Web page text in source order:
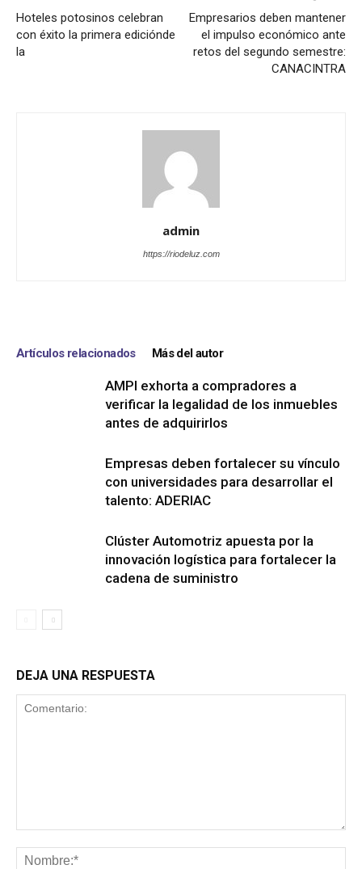
Hoteles potosinos celebran
con éxito la primera ediciónde
la
Empresarios deben mantener
el impulso económico ante
retos del segundo semestre:
CANACINTRA
admin
https://riodeluz.com
Artículos relacionados Más del autor
AMPI exhorta a compradores a
verificar la legalidad de los inmuebles
antes de adquirirlos
Empresas deben fortalecer su vínculo
con universidades para desarrollar el
talento: ADERIAC
Clúster Automotriz apuesta por la
innovación logística para fortalecer la
cadena de suministro
DEJA UNA RESPUESTA